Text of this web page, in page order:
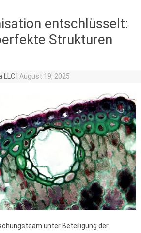
entschlüsselt:
Strukturen
LLC August 19, 2025
unter Beteiligung der